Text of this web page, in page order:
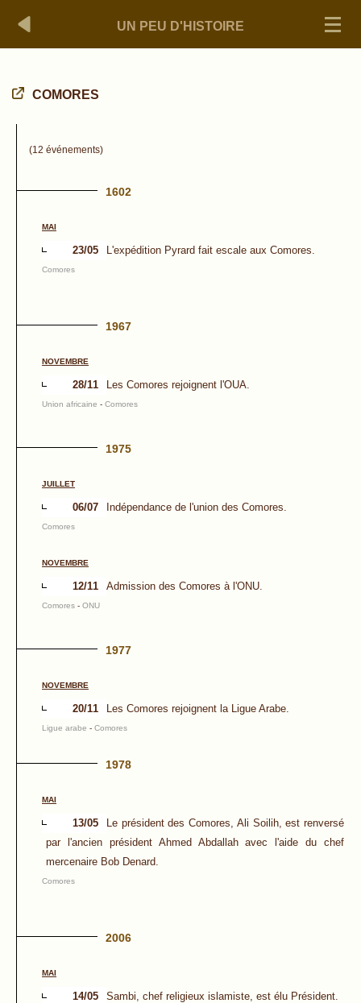
UN PEU D'HISTOIRE
COMORES
(12 événements)
1602
MAI
23/05 L'expédition Pyrard fait escale aux Comores.
Comores
1967
NOVEMBRE
28/11 Les Comores rejoignent l'OUA.
Union africaine - Comores
1975
JUILLET
06/07 Indépendance de l'union des Comores.
Comores
NOVEMBRE
12/11 Admission des Comores à l'ONU.
Comores - ONU
1977
NOVEMBRE
20/11 Les Comores rejoignent la Ligue Arabe.
Ligue arabe - Comores
1978
MAI
13/05
Le président des Comores, Ali Soilih, est renversé
par l'ancien président Ahmed Abdallah avec l'aide du chef
mercenaire Bob Denard.
Comores
2006
MAI
14/05 Sambi, chef religieux islamiste, est élu Président.